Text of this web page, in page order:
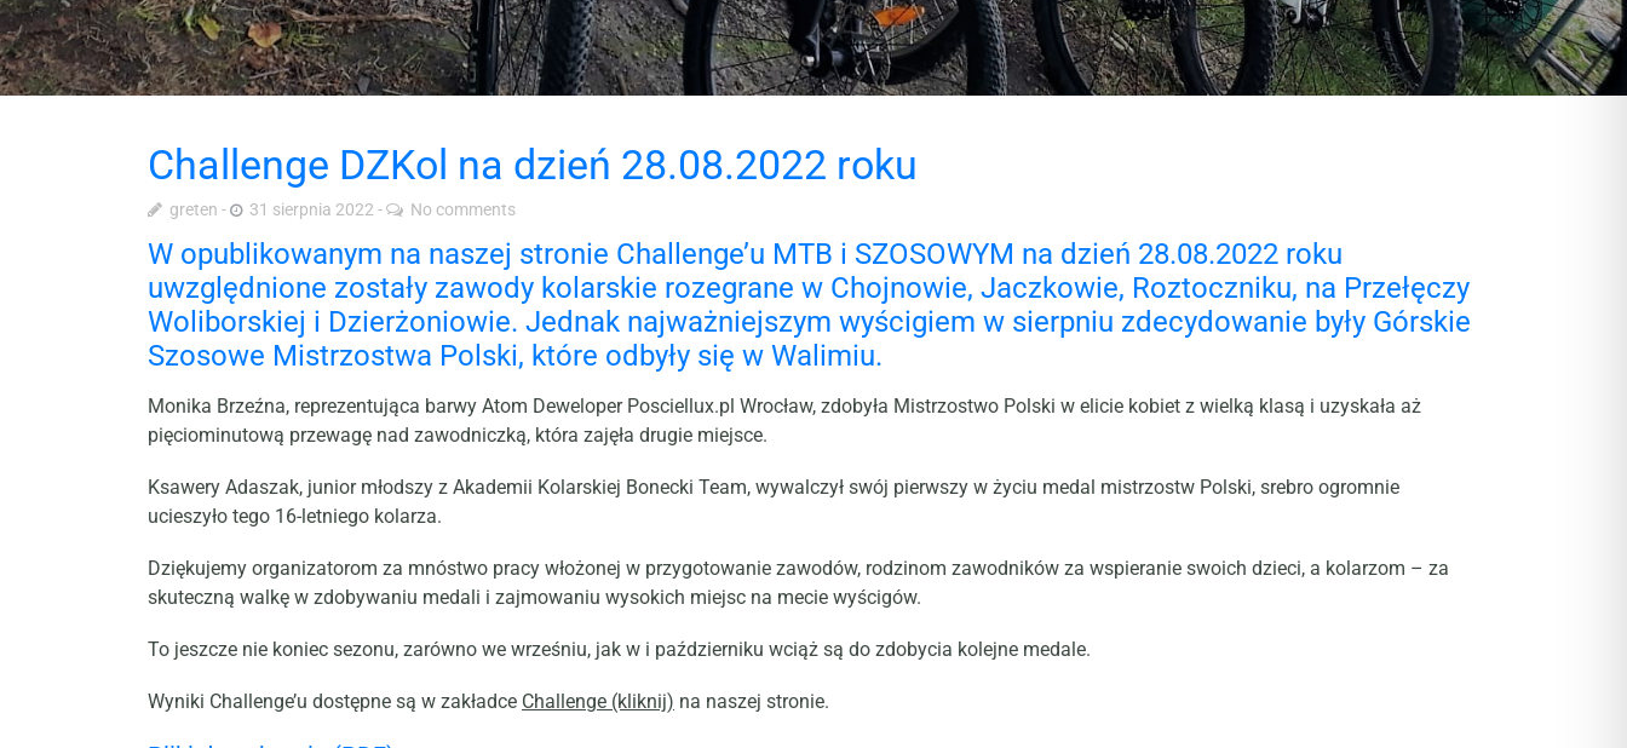
Challenge DZKol na dzień 28.08.2022 roku
greten 31 sierpnia 2022 No comments
W opublikowanym na naszej stronie Challenge’u MTB i SZOSOWYM na dzień 28.08.2022 roku
uwzględnione zostały zawody kolarskie rozegrane w Chojnowie, Jaczkowie, Roztoczniku, na Przełęczy
Woliborskiej i Dzierżoniowie. Jednak najważniejszym wyścigiem w sierpniu zdecydowanie były Górskie
Szosowe Mistrzostwa Polski, które odbyły się w Walimiu.
Monika Brzeźna, reprezentująca barwy Atom Deweloper Posciellux.pl Wrocław, zdobyła Mistrzostwo Polski w elicie kobiet z wielką klasą i uzyskała aż
pięciominutową przewagę nad zawodniczką, która zajęła drugie miejsce.
Ksawery Adaszak, junior młodszy z Akademii Kolarskiej Bonecki Team, wywalczył swój pierwszy w życiu medal mistrzostw Polski, srebro ogromnie
ucieszyło tego 16-letniego kolarza.
Dziękujemy organizatorom za mnóstwo pracy włożonej w przygotowanie zawodów, rodzinom zawodników za wspieranie swoich dzieci, a kolarzom – za
skuteczną walkę w zdobywaniu medali i zajmowaniu wysokich miejsc na mecie wyścigów.
To jeszcze nie koniec sezonu, zarówno we wrześniu, jak w i październiku wciąż są do zdobycia kolejne medale.
Wyniki Challenge’u dostępne są w zakładce Challenge (kliknij) na naszej stronie.